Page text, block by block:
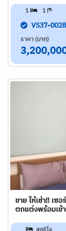
1 1
VS37-0028
ราคา (บาท)
ขาย ให้เช่า!! เ
ตกแต่งพร้อมเข้